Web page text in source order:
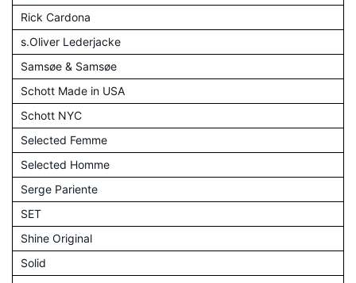
Rick Cardona
s.Oliver Lederjacke
Samsøe & Samsøe
Schott Made in USA
Schott NYC
Selected Femme
Selected Homme
Serge Pariente
SET
Shine Original
Solid